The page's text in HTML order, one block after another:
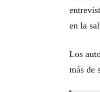
en la
Los
más de